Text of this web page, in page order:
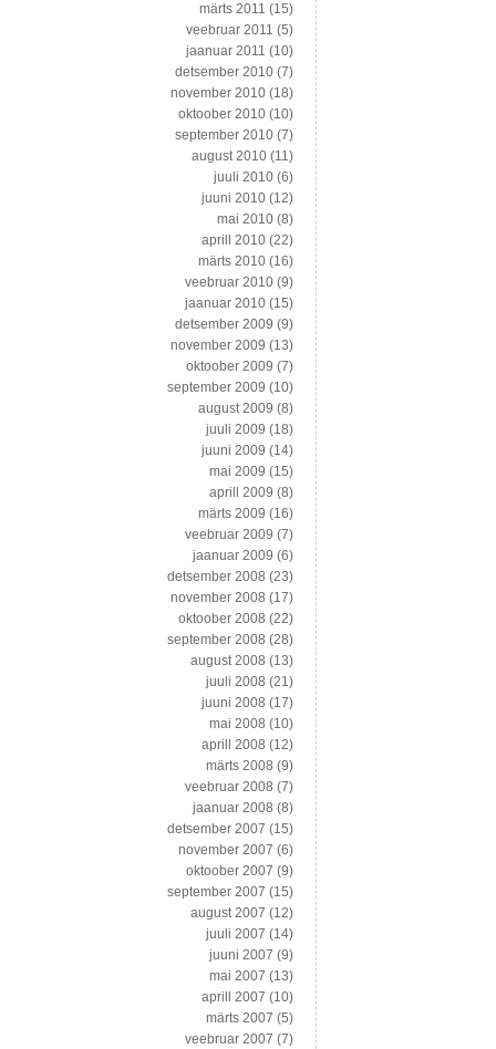
märts 2011 (15)
veebruar 2011 (5)
jaanuar 2011 (10)
detsember 2010 (7)
november 2010 (18)
oktoober 2010 (10)
september 2010 (7)
august 2010 (11)
juuli 2010 (6)
juuni 2010 (12)
mai 2010 (8)
aprill 2010 (22)
märts 2010 (16)
veebruar 2010 (9)
jaanuar 2010 (15)
detsember 2009 (9)
november 2009 (13)
oktoober 2009 (7)
september 2009 (10)
august 2009 (8)
juuli 2009 (18)
juuni 2009 (14)
mai 2009 (15)
aprill 2009 (8)
märts 2009 (16)
veebruar 2009 (7)
jaanuar 2009 (6)
detsember 2008 (23)
november 2008 (17)
oktoober 2008 (22)
september 2008 (28)
august 2008 (13)
juuli 2008 (21)
juuni 2008 (17)
mai 2008 (10)
aprill 2008 (12)
märts 2008 (9)
veebruar 2008 (7)
jaanuar 2008 (8)
detsember 2007 (15)
november 2007 (6)
oktoober 2007 (9)
september 2007 (15)
august 2007 (12)
juuli 2007 (14)
juuni 2007 (9)
mai 2007 (13)
aprill 2007 (10)
märts 2007 (5)
veebruar 2007 (7)